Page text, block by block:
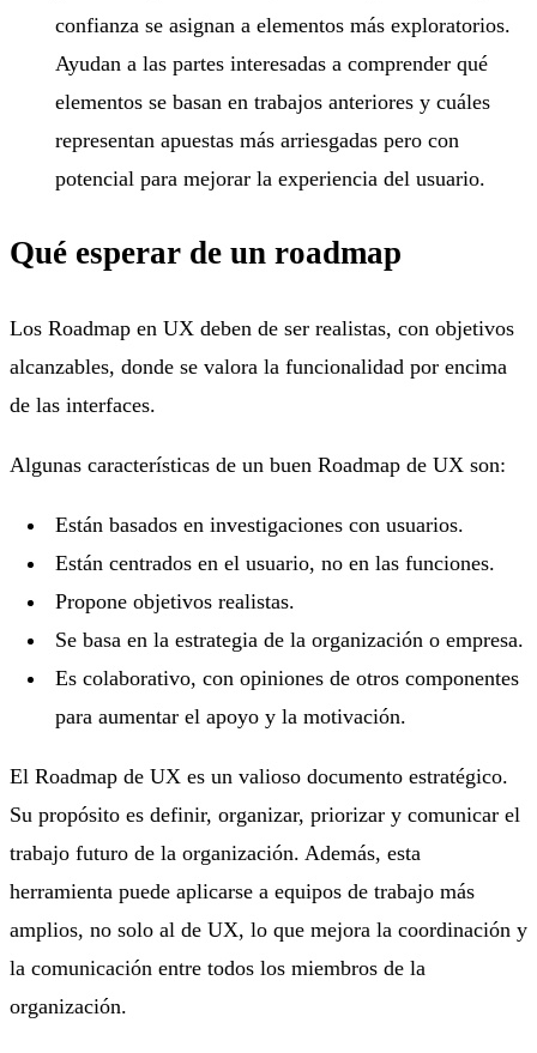
confianza se asignan a elementos más exploratorios.
Ayudan a las partes interesadas a comprender qué
elementos se basan en trabajos anteriores y cuáles
representan apuestas más arriesgadas pero con
potencial para mejorar la experiencia del usuario.
Qué esperar de un roadmap
Los Roadmap en UX deben de ser realistas, con objetivos
alcanzables, donde se valora la funcionalidad por encima
de las interfaces.
Algunas características de un buen Roadmap de UX son:
Están basados en investigaciones con usuarios.
Están centrados en el usuario, no en las funciones.
Propone objetivos realistas.
Se basa en la estrategia de la organización o empresa.
Es colaborativo, con opiniones de otros componentes
para aumentar el apoyo y la motivación.
El Roadmap de UX es un valioso documento estratégico.
Su propósito es definir, organizar, priorizar y comunicar el
trabajo futuro de la organización. Además, esta
herramienta puede aplicarse a equipos de trabajo más
amplios, no solo al de UX, lo que mejora la coordinación y
la comunicación entre todos los miembros de la
organización.